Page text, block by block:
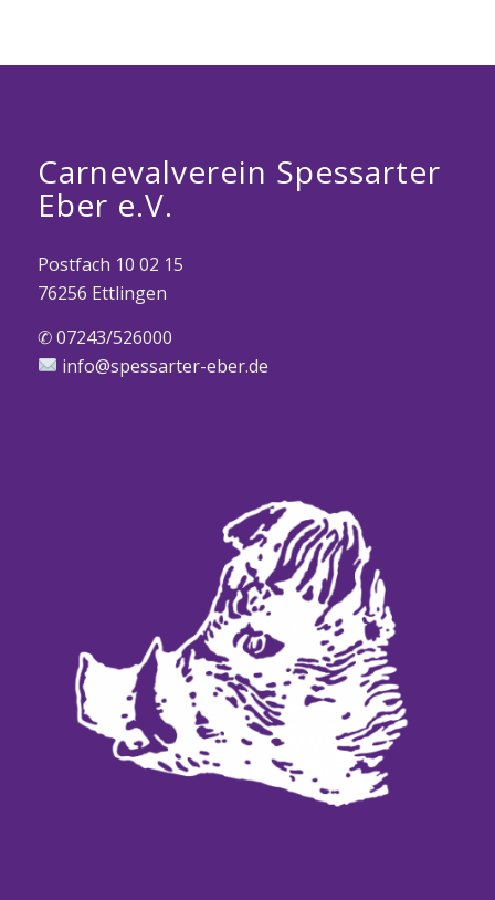
Carnevalverein Spessarter
Eber e.V.
Postfach 10 02 15
76256 Ettlingen
✆ 07243/526000
info@spessarter-eber.de